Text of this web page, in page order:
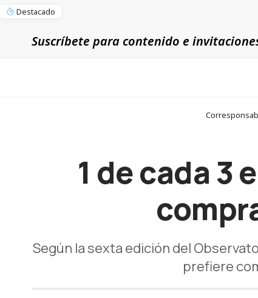
Destacado
Suscríbete para contenido e
1 de cada 3
Según la sexta edición del
prefiere